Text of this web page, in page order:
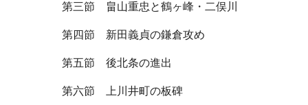
第三節 畠山重忠と鶴ヶ峰・二俣川
第四節 新田義貞の鎌倉攻め
第五節 後北条の進出
第六節 上川井町の板碑